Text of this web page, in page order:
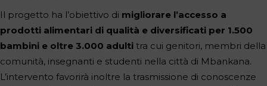
Il progetto ha l’obiettivo di migliorare l’accesso a
prodotti alimentari di qualità e diversificati per 1.500
bambini e oltre 3.000 adulti tra cui genitori, membri della
comunità, insegnanti e studenti nella città di Mbankana.
L’intervento favorirà inoltre la trasmissione di conoscenze